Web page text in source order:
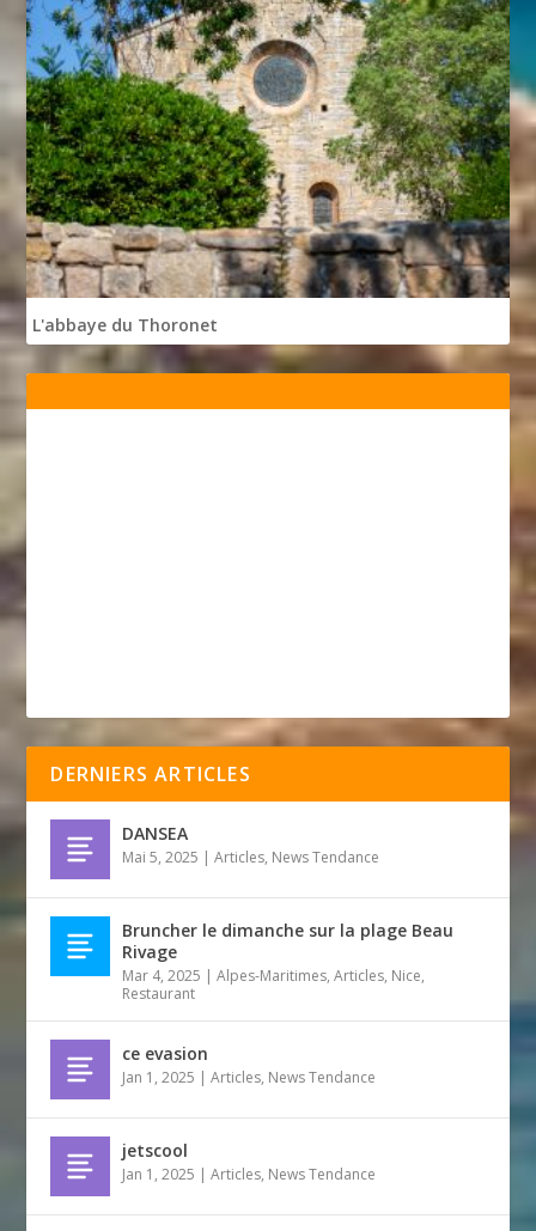
L'abbaye du Thoronet
DERNIERS ARTICLES
DANSEA
Mai 5, 2025 |Articles, News Tendance
Bruncher le dimanche sur la plage Beau
Rivage
Mar 4, 2025 |Alpes-Maritimes,Articles, Nice,
Restaurant
ce evasion
Jan 1, 2025 |Articles, News Tendance
jetscool
Jan 1, 2025 |Articles, News Tendance